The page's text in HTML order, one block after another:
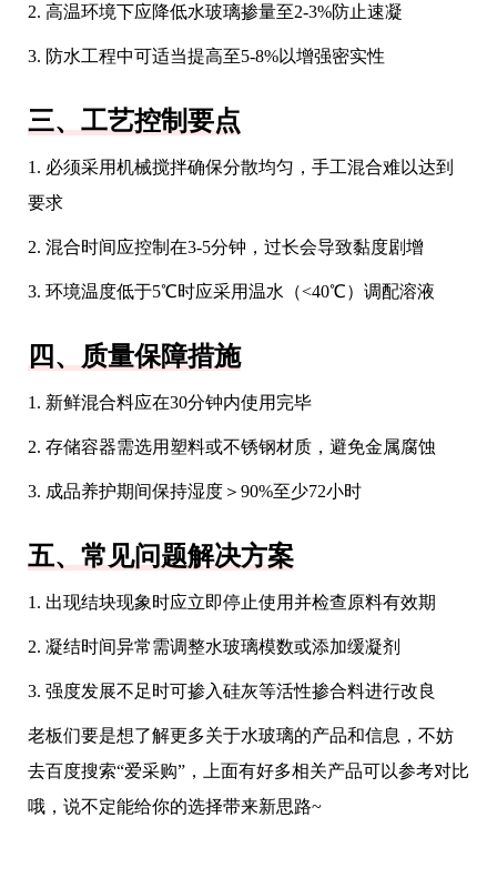
2. 高温环境下应降低水玻璃掺量至2-3%防止速凝
3. 防水工程中可适当提高至5-8%以增强密实性
三、工艺控制要点
1. 必须采用机械搅拌确保分散均匀，手工混合难以达到
要求
2. 混合时间应控制在3-5分钟，过长会导致黏度剧增
3. 环境温度低于5℃时应采用温水（<40℃）调配溶液
四、质量保障措施
1. 新鲜混合料应在30分钟内使用完毕
2. 存储容器需选用塑料或不锈钢材质，避免金属腐蚀
3. 成品养护期间保持湿度＞90%至少72小时
五、常见问题解决方案
1. 出现结块现象时应立即停止使用并检查原料有效期
2. 凝结时间异常需调整水玻璃模数或添加缓凝剂
3. 强度发展不足时可掺入硅灰等活性掺合料进行改良
老板们要是想了解更多关于水玻璃的产品和信息，不妨
去百度搜索“爱采购”，上面有好多相关产品可以参考对比
哦，说不定能给你的选择带来新思路~